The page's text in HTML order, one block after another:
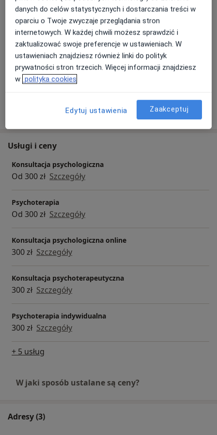
Psychoterapeuta dzieci i
młodzieży
Praca w ośrodkach szkolno-
wychowawczych
Praca w ośrodkach psychiatrii
środowiskowej DiM
pacjenta, a
umiejętnosc
zapewnienia
Pokaż więcejo doświadczeniu
Usługi i ceny
Konsultacja psychologiczna
Od 300 zł Szczegóły
Psychoterapia
Od 300 zł Szczegóły
Konsultacja psychologiczna online
300 zł Szczegóły
Konsultacja psychoterapeutyczna
300 zł Szczegóły
Psychoterapia indywidualna
300 zł Szczegóły
+ 5 usług
W jaki sposób ustalane są ceny?
Adresy (3)
danych do celów statystycznych i dostarczania treści w
oparciu o Twoje zwyczaje przeglądania stron
internetowych. W każdej chwili możesz sprawdzić i
zaktualizować swoje preferencje w ustawieniach. W
ustawieniach znajdziesz również linki do polityk
prywatności stron trzecich. Więcej informacji znajdziesz
w polityka cookies
Edytuj ustawienia Zaakceptuj